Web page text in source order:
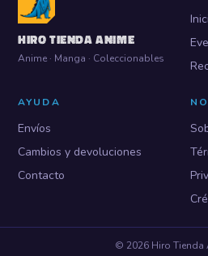
HIRO TIENDA ANIME
Anime · Manga · Coleccionables
AYUDA
Envíos
Cambios y devoluciones
Contacto
© 2026 Hiro Tienda